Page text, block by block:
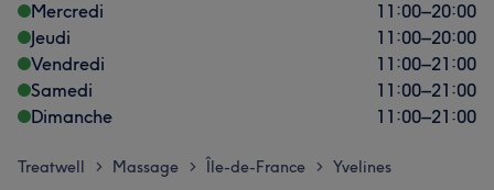
Mercredi
11:00–20:00
Jeudi
11:00–20:00
Vendredi
11:00–21:00
Samedi
11:00–21:00
Dimanche
11:00–21:00
Treatwell > Massage > Île-de-France > Yvelines